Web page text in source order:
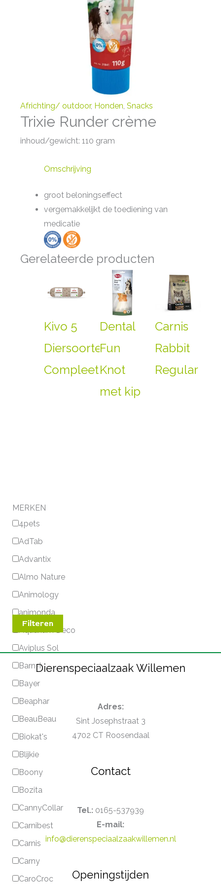
Africhting/ outdoor, Honden, Snacks
Trixie Runder crème
inhoud/gewicht: 110 gram
Omschrijving
groot beloningseffect
vergemakkelijkt de toediening van
medicatie
Gerelateerde producten
Kivo 5
Diersoorten
Compleet
Dental
Fun
Knot
met kip
Carnis
Rabbit
Regular
MERKEN
4pets
AdTab
Advantix
Almo Nature
Animology
animonda
Aquarium Deco
Aviplus Sol
Barn-I
Bayer
Beaphar
BeauBeau
Biokat's
Blijkie
Boony
Bozita
CannyCollar
Carnibest
Carnis
Carny
CaroCroc
Filteren
Dierenspeciaalzaak Willemen
Adres:
Sint Josephstraat 3
4702 CT Roosendaal
Contact
Tel.: 0165-537939
E-mail:
info@dierenspeciaalzaakwillemen.nl
Openingstijden